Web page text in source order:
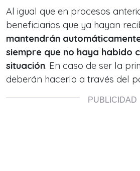
Al igual que en procesos
beneficiarios que ya hayan
mantendrán
siempre que no haya habido
situación. En caso de ser la
deberán hacerlo a través del